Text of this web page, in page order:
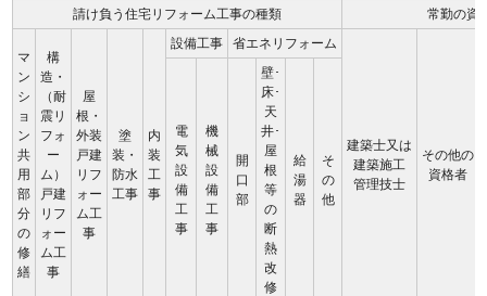
請け負う住宅リフォーム工事の種類 常勤の資
マ
ン
シ
ョ
ン
共
用
部
分
の
修
繕
構
造・
（耐
震リ
フォ
ー
ム）
戸建
リフ
ォー
ム工
事
屋
根・
外装
戸建
リフ
ォー
ム工
事
塗
装・
防水
工事
内
装
工
事
設備工事 省エネリフォーム
建築士又は
建築施工
管理技士
その他の
資格者
電
気
設
備
工
事
機
械
設
備
工
事
開
口
部
壁･
床･
天
井･
屋
根
等
の
断
熱
改
修
給
湯
器
そ
の
他